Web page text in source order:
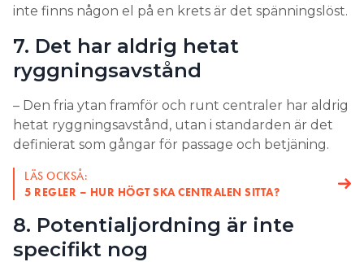
inte finns någon el på en krets är det spänningslöst.
7. Det har aldrig hetat
ryggningsavstånd
– Den fria ytan framför och runt centraler har aldrig
hetat ryggningsavstånd, utan i standarden är det
definierat som gångar för passage och betjäning.
LÄS OCKSÅ:
5 REGLER – HUR HÖGT SKA CENTRALEN SITTA?
8. Potentialjordning är inte
specifikt nog